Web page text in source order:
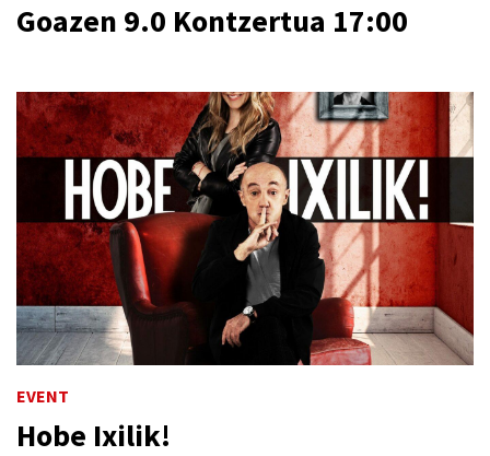
Goazen 9.0 Kontzertua 17:00
EVENT
Hobe Ixilik!